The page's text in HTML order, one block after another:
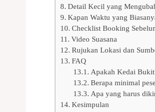
Detail Kecil yang
Kapan Waktu yang
Checklist Booking
Video Suasana
Rujukan Lokasi dan
FAQ
Apakah Kedai
Berapa minimal
Apa yang harus
Kesimpulan